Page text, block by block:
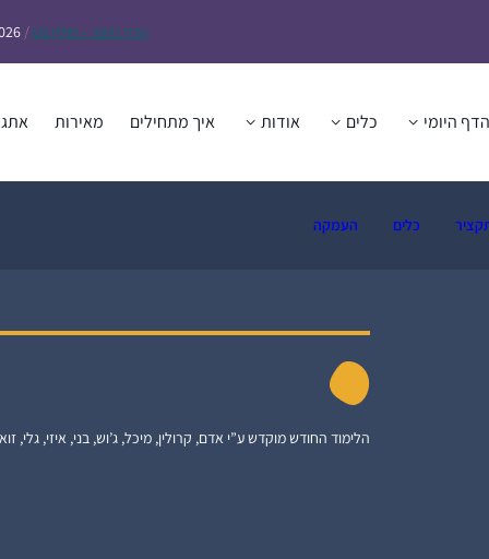
הדף היומי – חולין צט /
הדף היומי כלים אודות איך מתחילים מאירות
כלים העמקה
הלימוד החודש מוקדש ע”י אדם, קרולין, מיכל, ג’וש, בני, איזי, גלי,